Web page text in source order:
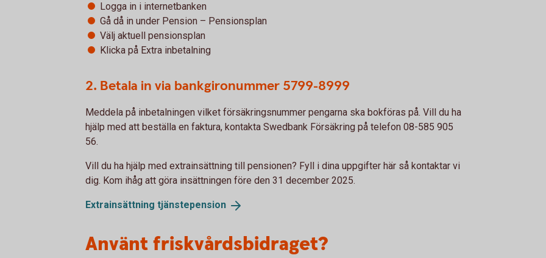
Logga in i internetbanken
Gå då in under Pension – Pensionsplan
Välj aktuell pensionsplan
Klicka på Extra inbetalning
2. Betala in via bankgironummer 5799-8999
Meddela på inbetalningen vilket försäkringsnummer pengarna ska bokföras på. Vill du ha
hjälp med att beställa en faktura, kontakta Swedbank Försäkring på telefon 08-585 905
56.
Vill du ha hjälp med extrainsättning till pensionen? Fyll i dina uppgifter här så kontaktar vi
dig. Kom ihåg att göra insättningen före den 31 december 2025.
Extrainsättning tjänstepension
Använt friskvårdsbidraget?